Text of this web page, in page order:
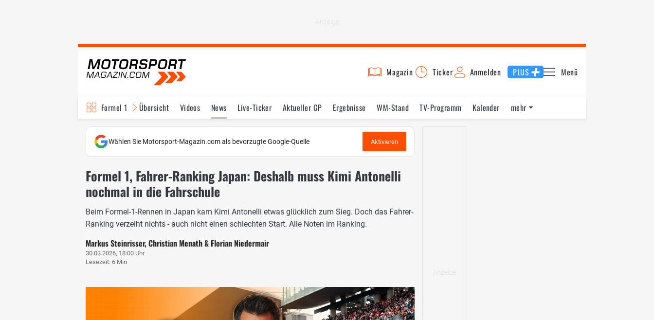
Magazin Ticker Anmelden PLUS Menü
Formel 1 Übersicht Videos News Live-Ticker Aktueller GP Ergebnisse WM-Stand TV-Programm
Kalender
Fahrer & Teams
Bilder Termine Statistik Testfahrten Reglement Lexikon
mehr
Wählen Sie Motorsport-Magazin.com als bevorzugte Google-Quelle Aktivieren
Formel 1, Fahrer-Ranking Japan: Deshalb muss Kimi Antonelli
nochmal in die Fahrschule
Beim Formel-1-Rennen in Japan kam Kimi Antonelli etwas glücklich zum Sieg. Doch das Fahrer-
Ranking verzeiht nichts - auch nicht einen schlechten Start. Alle Noten im Ranking.
Markus Steinrisser, Christian Menath & Florian Niedermair
30.03.2026, 18:00 Uhr
Lesezeit: 6 Min